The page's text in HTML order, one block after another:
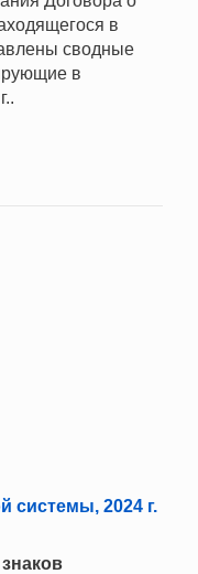
в
сводные
в
системы, 2024 г.